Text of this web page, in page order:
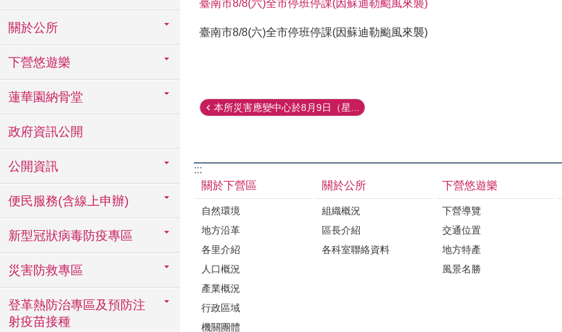
關於公所
下營悠遊樂
蓮華園納骨堂
政府資訊公開
公開資訊
便民服務(含線上申辦)
新型冠狀病毒防疫專區
災害防救專區
登革熱防治專區及預防注
射疫苗接種
臺南市8/8(六)全市停班停課(因蘇迪勒颱風來襲)
臺南市8/8(六)全市停班停課(因蘇迪勒颱風來襲)
本所災害應變中心於8月9日（星...
:::
關於下營區
自然環境
地方沿革
各里介紹
人口概況
產業概況
行政區域
機關團體
關於公所
組織概況
區長介紹
各科室聯絡資料
下營悠遊樂
下營導覽
交通位置
地方特產
風景名勝